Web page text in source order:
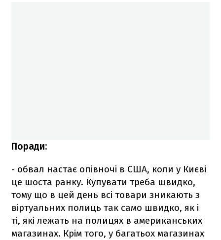
Поради:
- обвал настає опівночі в США, коли у Києві
це шоста ранку. Купувати треба швидко,
тому що в цей день всі товари зникають з
віртуальних полиць так само швидко, як і
ті, які лежать на полицях в американських
магазинах. Крім того, у багатьох магазинах